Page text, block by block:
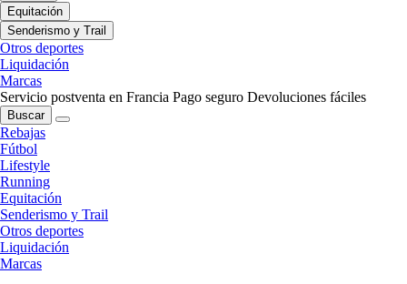
Equitación
Senderismo y Trail
Otros deportes
Liquidación
Marcas
Servicio postventa en Francia Pago seguro Devoluciones fáciles
Buscar
Rebajas
Fútbol
Lifestyle
Running
Equitación
Senderismo y Trail
Otros deportes
Liquidación
Marcas